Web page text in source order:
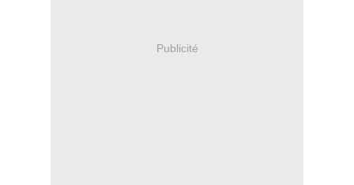
Publicité